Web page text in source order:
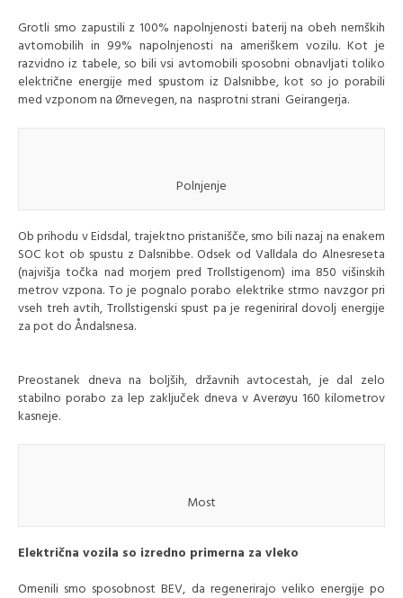
Grotli smo zapustili z 100% napolnjenosti baterij na obeh nemških
avtomobilih in 99% napolnjenosti na ameriškem vozilu. Kot je
razvidno iz tabele, so bili vsi avtomobili sposobni obnavljati toliko
električne energije med spustom iz Dalsnibbe, kot so jo porabili
med vzponom na Ørnevegen, na nasprotni strani Geirangerja.
Polnjenje
Ob prihodu v Eidsdal, trajektno pristanišče, smo bili nazaj na enakem
SOC kot ob spustu z Dalsnibbe. Odsek od Valldala do Alnesreseta
(najvišja točka nad morjem pred Trollstigenom) ima 850 višinskih
metrov vzpona. To je pognalo porabo elektrike strmo navzgor pri
vseh treh avtih, Trollstigenski spust pa je regeniriral dovolj energije
za pot do Åndalsnesa.
Preostanek dneva na boljših, državnih avtocestah, je dal zelo
stabilno porabo za lep zaključek dneva v Averøyu 160 kilometrov
kasneje.
Most
Električna vozila so izredno primerna za vleko
Omenili smo sposobnost BEV, da regenerirajo veliko energije po